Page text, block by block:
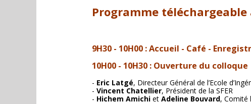
Programme
9H30 - 10H00 : Accueil - Café -
10H00 - 10H30 : Ouverture du colloque
- Eric Latgé, Directeur Général de l’Ecole
- Vincent Chatellier, Président de la SFER
- Hichem Amichi et Adeline Bouvard, Comité